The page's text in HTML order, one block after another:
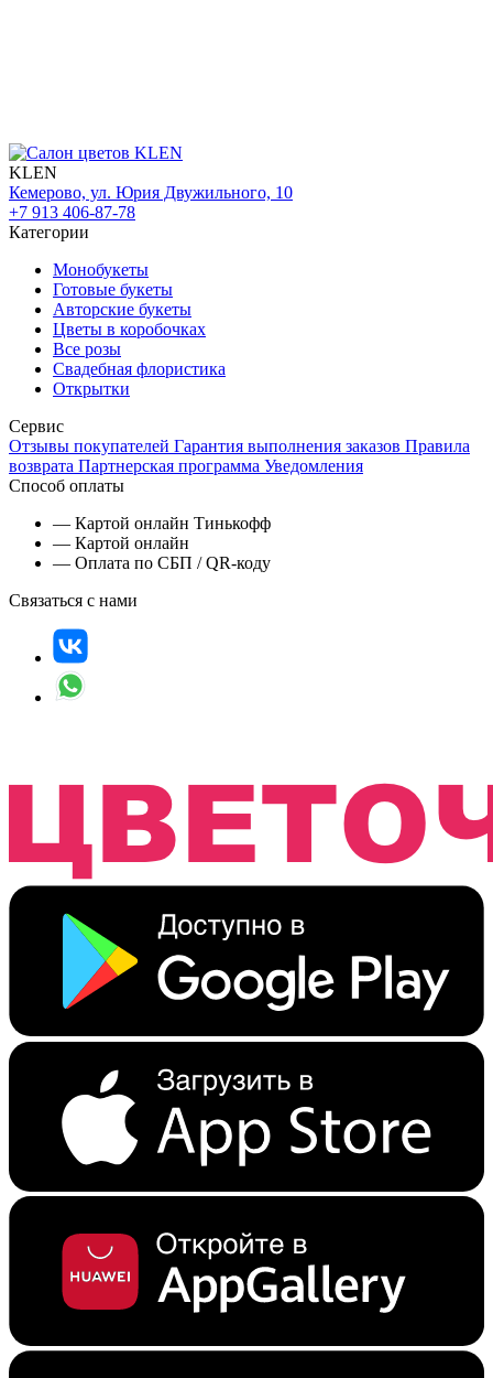
KLEN
Кемерово, ул. Юрия Двужильного, 10
+7 913 406-87-78
Категории
Монобукеты
Готовые букеты
Авторские букеты
Цветы в коробочках
Все розы
Свадебная флористика
Открытки
Сервис
Отзывы покупателей Гарантия выполнения заказов Правила
возврата Партнерская программа Уведомления
Способ оплаты
— Картой онлайн Тинькофф
— Картой онлайн
— Оплата по СБП / QR-коду
Связаться с нами